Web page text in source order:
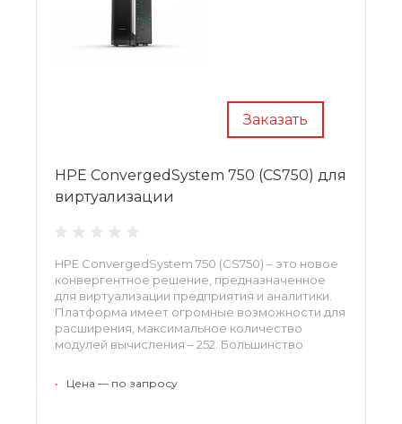
Заказать
HPE ConvergedSystem 750 (CS750) для
виртуализации
HPE ConvergedSystem 750 (CS750) – это новое
конвергентное решение, предназначенное
для виртуализации предприятия и аналитики.
Платформа имеет огромные возможности для
расширения, максимальное количество
модулей вычисления – 252. Большинство
сроки.
• Цена — по запросу